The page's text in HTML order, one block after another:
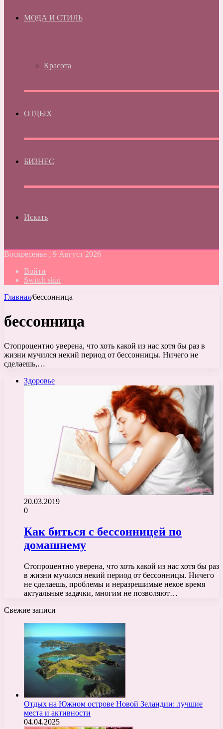
МОДА И СТИЛЬ
Красота
ОТДЫХ
БИЗНЕС
Искать
Воскресенье , 9 Август 2026
Войти
Switch skin
Главная/бессонница
бессонница
Стопроцентно уверена, что хоть какой из нас хотя бы раз в
жизни мучился некий период от бессонницы. Ничего не
сделаешь,…
Здоровье
20.03.2019
0
Как биться с бессонницей по
домашнему
Стопроцентно уверена, что хоть какой из нас хотя бы раз
в жизни мучился некий период от бессонницы. Ничего
не сделаешь, проблемы и неразрешимые некое время
актуальные задачки, многим не позволяют…
Свежие записи
Отдых на Южном острове Новой Зеландии: лучшие
места и активности
04.04.2025